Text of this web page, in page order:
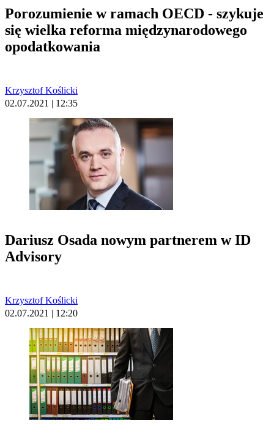
Porozumienie w ramach OECD - szykuje
się wielka reforma międzynarodowego
opodatkowania
Krzysztof Koślicki
02.07.2021 | 12:35
Dariusz Osada nowym partnerem w ID
Advisory
Krzysztof Koślicki
02.07.2021 | 12:20